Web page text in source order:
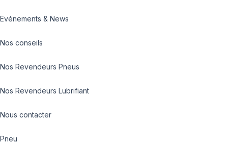
Evénements & News
Nos conseils
Nos Revendeurs Pneus
Nos Revendeurs Lubrifiant
Nous contacter
Pneu